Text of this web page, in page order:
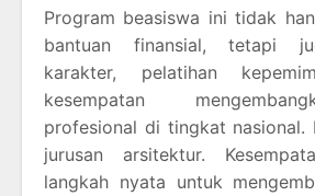
Program beasiswa ini tidak
bantuan finansial, tetapi
karakter, pelatihan
kesempatan
profesional di tingkat nasional.
jurusan arsitektur.
langkah nyata untuk